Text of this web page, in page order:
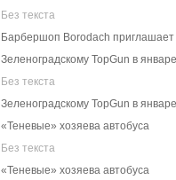
Без текста
Барбершоп Borodach
Зеленоградскому TopGun в
Без текста
Зеленоградскому TopGun в
«Теневые» хозяева автобуса
Без текста
«Теневые» хозяева автобуса